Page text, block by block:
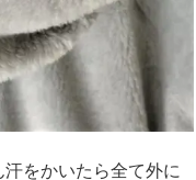
をかいたら全て外に